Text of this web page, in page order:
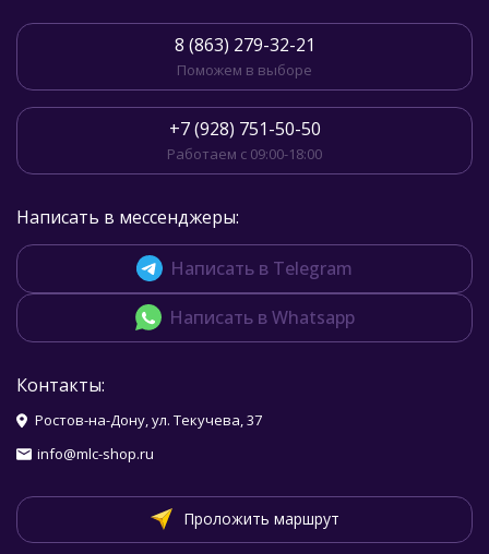
8 (863) 279-32-21
Поможем в выборе
+7 (928) 751-50-50
Работаем с 09:00-18:00
Написать в мессенджеры:
Написать в Telegram
Написать в Whatsapp
Контакты:
Ростов-на-Дону, ул. Текучева, 37
info@mlc-shop.ru
Проложить маршрут